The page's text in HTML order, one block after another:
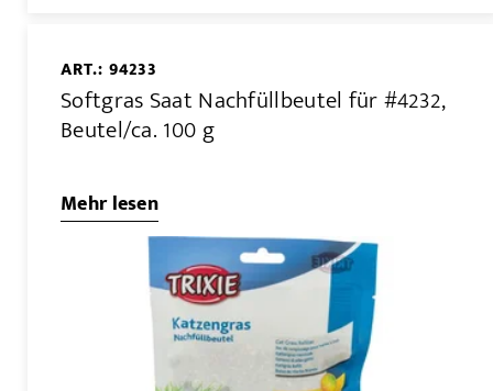
ART.: 94233
Softgras Saat Nachfüllbeutel für #4232,
Beutel/ca. 100 g
Mehr lesen